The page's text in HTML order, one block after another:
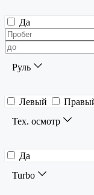
Да
Руль
Левый
Тех. осмотр
Да
Turbo